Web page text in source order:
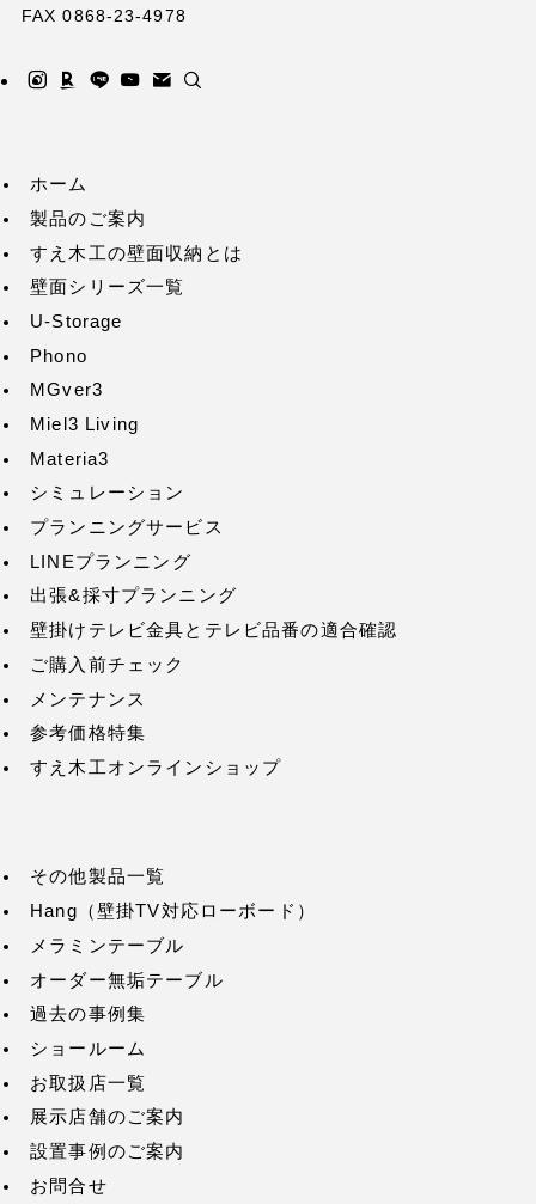
FAX 0868-23-4978
ホーム
製品のご案内
すえ木工の壁面収納とは
壁面シリーズ一覧
U-Storage
Phono
MGver3
Miel3 Living
Materia3
シミュレーション
プランニングサービス
LINEプランニング
出張&採寸プランニング
壁掛けテレビ金具とテレビ品番の適合確認
ご購入前チェック
メンテナンス
参考価格特集
すえ木工オンラインショップ
その他製品一覧
Hang（壁掛TV対応ローボード）
メラミンテーブル
オーダー無垢テーブル
過去の事例集
ショールーム
お取扱店一覧
展示店舗のご案内
設置事例のご案内
お問合せ